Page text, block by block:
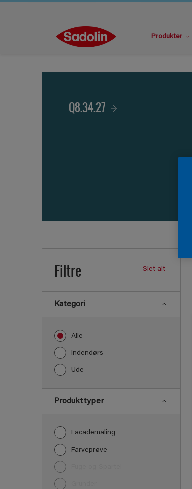
Produkter
Q8.34.27
Filtre Slet alt
Kategori
Alle
Indendørs
Ude
Produkttyper
Facademaling
Farveprøve